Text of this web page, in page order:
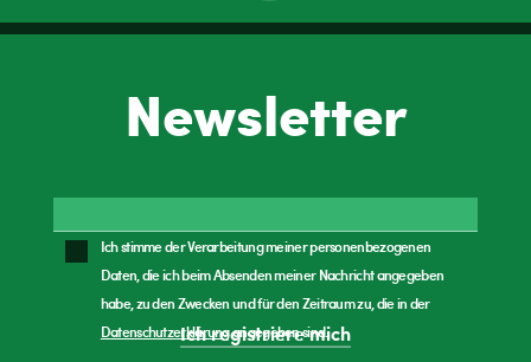
Newsletter
Ich stimme der Verarbeitung meiner personenbezogenen
Daten, die ich beim Absenden meiner Nachricht angegeben
habe, zu den Zwecken und für den Zeitraum zu, die in der
Datenschutzerklärungangegeben sind.
Ich registriere mich